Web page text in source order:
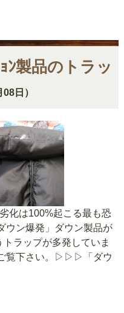
ﾝ製品のトラッ
日）
化は100%起こる最も恐
ウン爆発」ダウン製品が
ラップが多発していま
覧下さい。▷▷▷「ダウ